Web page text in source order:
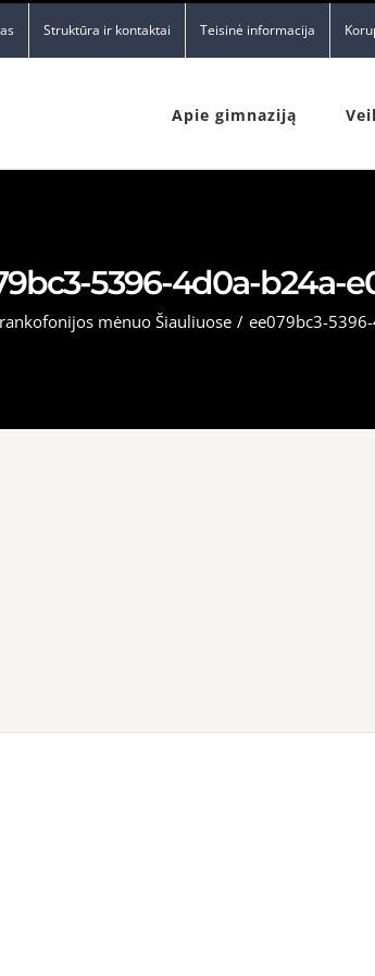
Struktūra ir kontaktai Teisinė informacija
Apie gimnaziją
5396-4d0a-b24a-
mėnuo Šiauliuose / ee079bc3-